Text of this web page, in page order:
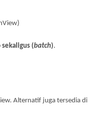
(batch).
Alternatif juga tersedia di